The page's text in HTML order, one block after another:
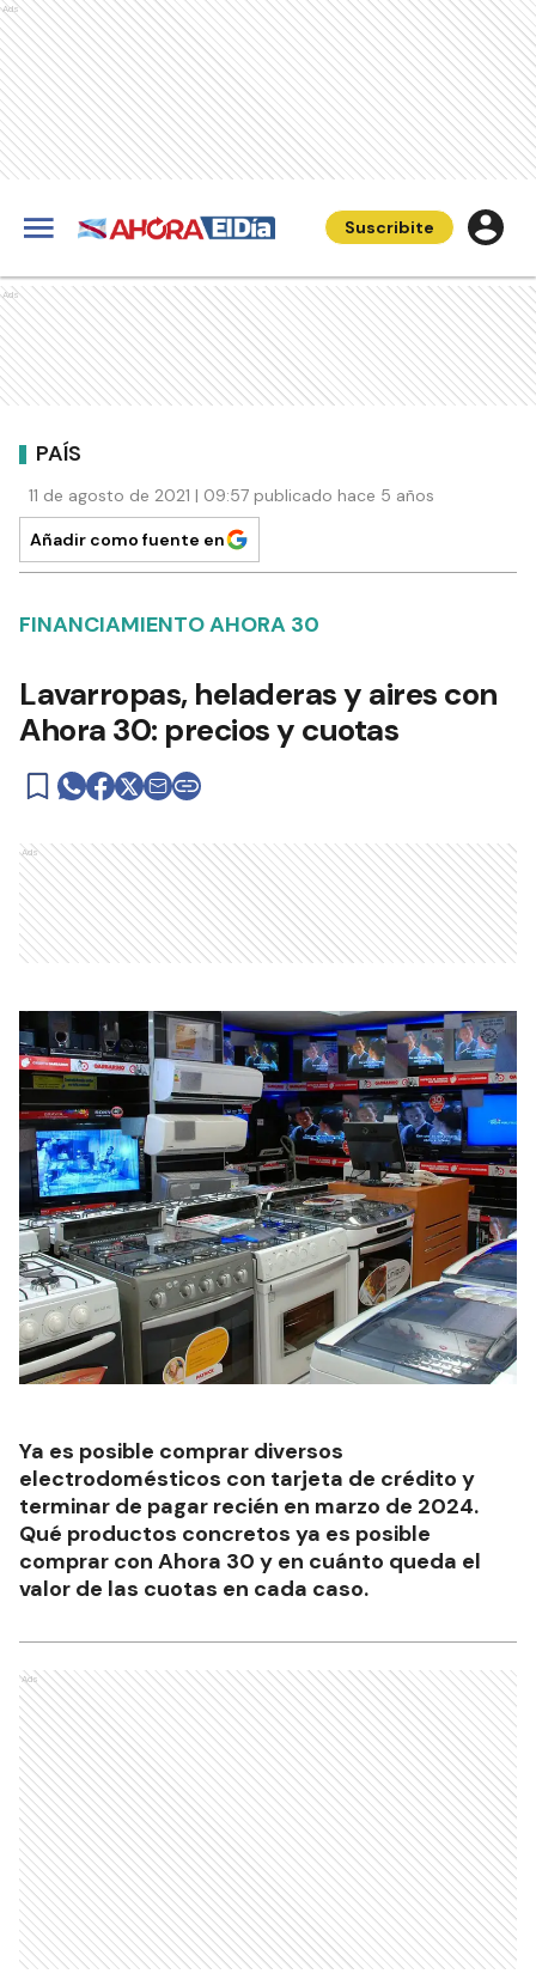
Ads
Suscribite
Ads
PAÍS
11 de agosto de 2021 | 09:57 publicado hace 5 años
Añadir como fuente en
FINANCIAMIENTO AHORA 30
Lavarropas, heladeras y aires con
Ahora 30: precios y cuotas
Ads
Ya es posible comprar diversos
electrodomésticos con tarjeta de crédito y
terminar de pagar recién en marzo de 2024.
Qué productos concretos ya es posible
comprar con Ahora 30 y en cuánto queda el
valor de las cuotas en cada caso.
Ads